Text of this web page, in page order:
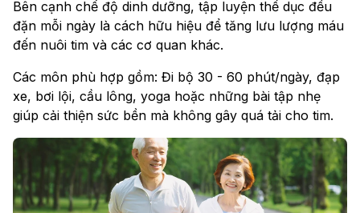
Bên cạnh chế độ dinh dưỡng, tập luyện thể dục đều
đặn mỗi ngày là cách hữu hiệu để tăng lưu lượng máu
đến nuôi tim và các cơ quan khác.
Các môn phù hợp gồm: Đi bộ 30 - 60 phút/ngày, đạp
xe, bơi lội, cầu lông, yoga hoặc những bài tập nhẹ
giúp cải thiện sức bền mà không gây quá tải cho tim.